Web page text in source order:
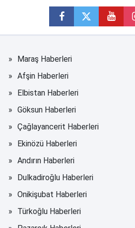
Maraş Haberleri
Afşin Haberleri
Elbistan Haberleri
Göksun Haberleri
Çağlayancerit Haberleri
Ekinözü Haberleri
Andırın Haberleri
Dulkadiroğlu Haberleri
Onikişubat Haberleri
Türkoğlu Haberleri